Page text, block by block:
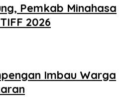
Pemkab Minahasa
2026
Imbau Warga